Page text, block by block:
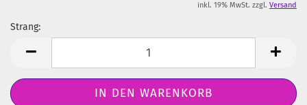
inkl. 19% MwSt. zzgl. Versand
Strang: